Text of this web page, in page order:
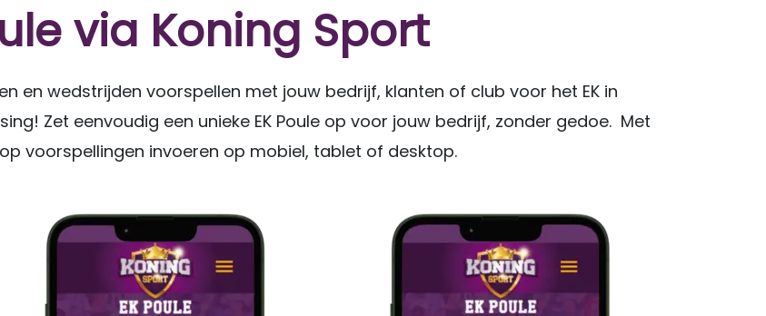
via Koning Sport
en wedstrijden voorspellen met jouw bedrijf, klanten of club voor het EK in
Zet eenvoudig een unieke EK Poule op voor jouw bedrijf, zonder gedoe. Met
voorspellingen invoeren op mobiel, tablet of desktop.